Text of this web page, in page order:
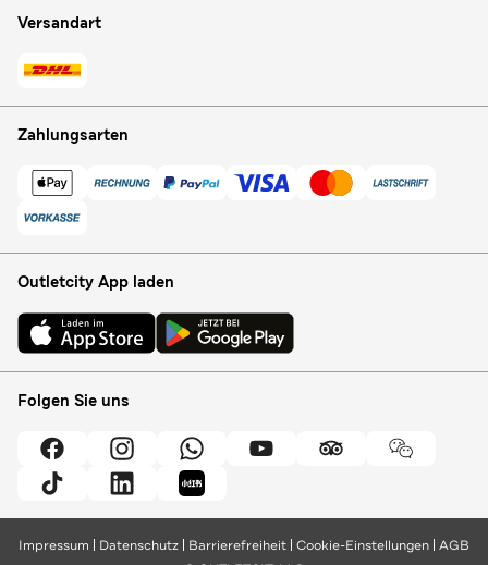
Versandart
Zahlungsarten
Outletcity App laden
Folgen Sie uns
Impressum Datenschutz Barrierefreiheit Cookie-Einstellungen AGB